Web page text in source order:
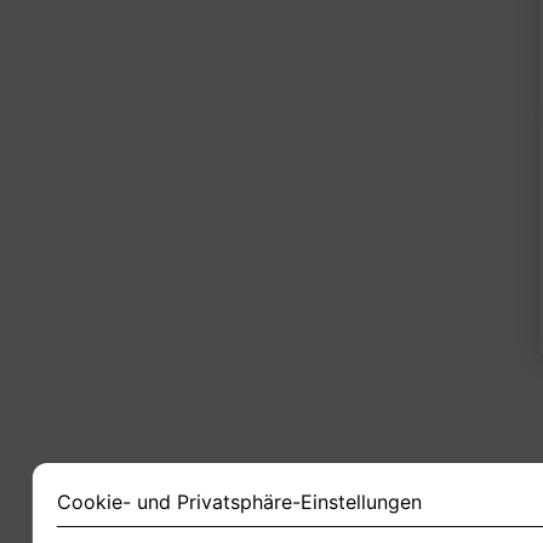
Cookie- und Privatsphäre-Einstellungen